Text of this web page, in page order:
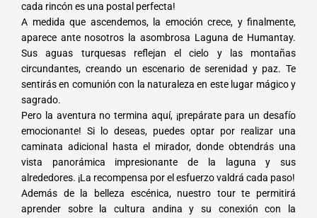
cada rincón es una postal perfecta!
A medida que ascendemos, la emoción crece, y finalmente,
aparece ante nosotros la asombrosa Laguna de Humantay.
Sus aguas turquesas reflejan el cielo y las montañas
circundantes, creando un escenario de serenidad y paz. Te
sentirás en comunión con la naturaleza en este lugar mágico y
sagrado.
Pero la aventura no termina aquí, ¡prepárate para un desafío
emocionante! Si lo deseas, puedes optar por realizar una
caminata adicional hasta el mirador, donde obtendrás una
vista panorámica impresionante de la laguna y sus
alrededores. ¡La recompensa por el esfuerzo valdrá cada paso!
Además de la belleza escénica, nuestro tour te permitirá
aprender sobre la cultura andina y su conexión con la